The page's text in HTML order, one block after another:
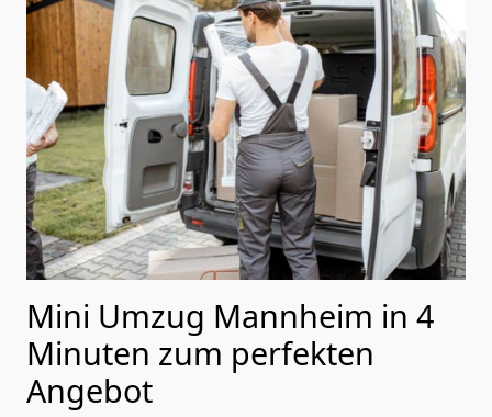
Mini Umzug Mannheim in 4
Minuten zum perfekten
Angebot